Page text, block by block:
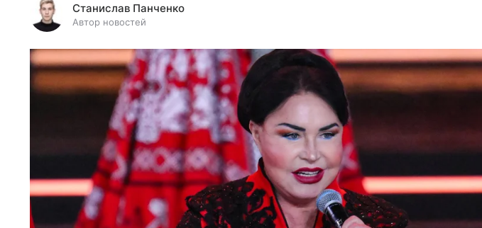
Станислав Панченко
Автор новостей